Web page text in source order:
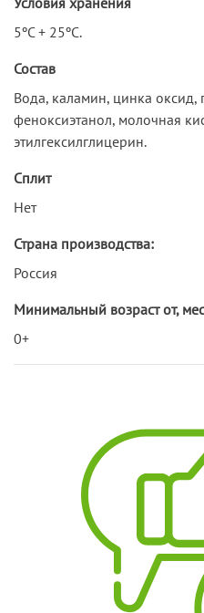
5ºС + 25ºС.
Состав
Вода, каламин, цинка оксид,
феноксиэтанол, молочная
этилгексилглицерин.
Сплит
Нет
Страна производства:
Россия
Минимальный возраст от, мес
0+